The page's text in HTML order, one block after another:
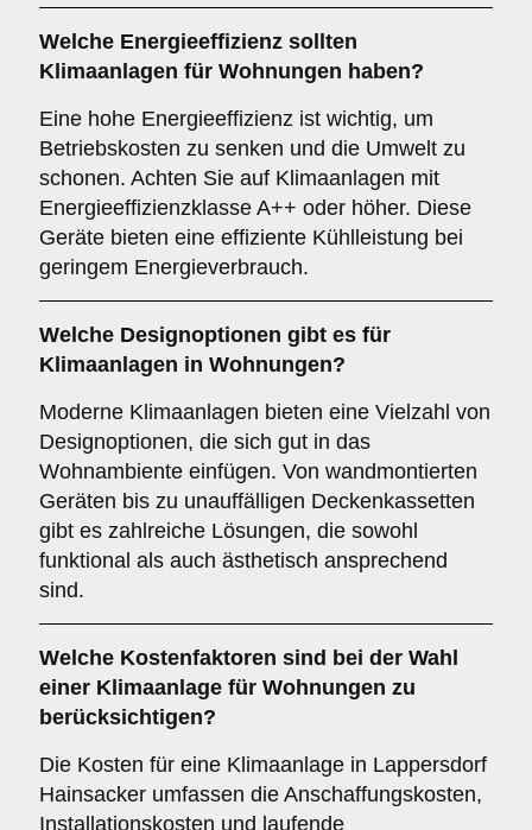
Welche Energieeffizienz sollten
Klimaanlagen für Wohnungen haben?
Eine hohe Energieeffizienz ist wichtig, um
Betriebskosten zu senken und die Umwelt zu
schonen. Achten Sie auf Klimaanlagen mit
Energieeffizienzklasse A++ oder höher. Diese
Geräte bieten eine effiziente Kühlleistung bei
geringem Energieverbrauch.
Welche Designoptionen gibt es für
Klimaanlagen in Wohnungen?
Moderne Klimaanlagen bieten eine Vielzahl von
Designoptionen, die sich gut in das
Wohnambiente einfügen. Von wandmontierten
Geräten bis zu unauffälligen Deckenkassetten
gibt es zahlreiche Lösungen, die sowohl
funktional als auch ästhetisch ansprechend
sind.
Welche Kostenfaktoren sind bei der Wahl
einer Klimaanlage für Wohnungen zu
berücksichtigen?
Die Kosten für eine Klimaanlage in Lappersdorf
Hainsacker umfassen die Anschaffungskosten,
Installationskosten und laufende